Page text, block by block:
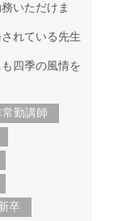
いただけま
れている先生
四季の風情を
常勤講師
卒